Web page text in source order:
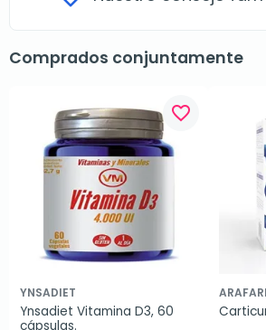
Comprados conjuntamente
favorite_border
YNSADIET
Ynsadiet Vitamina D3, 60
cápsulas.